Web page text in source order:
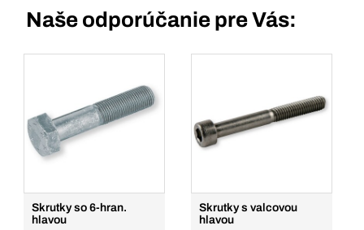
Naše odporúčanie pre Vás:
Skrutky so 6-hran.
hlavou
Skrutky s valcovou
hlavou